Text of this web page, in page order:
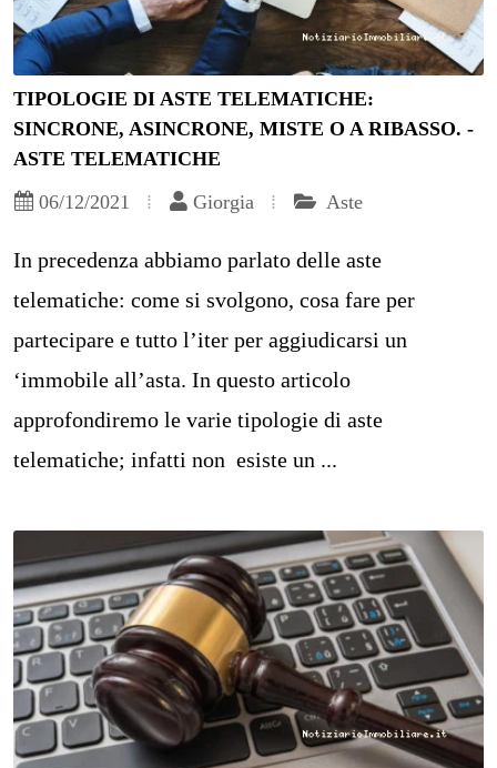
TIPOLOGIE DI ASTE TELEMATICHE:
SINCRONE, ASINCRONE, MISTE O A RIBASSO. -
ASTE TELEMATICHE
06/12/2021
Giorgia Aste
In precedenza abbiamo parlato delle aste
telematiche: come si svolgono, cosa fare per
partecipare e tutto l’iter per aggiudicarsi un
‘immobile all’asta. In questo articolo
approfondiremo le varie tipologie di aste
telematiche; infatti non esiste un ...